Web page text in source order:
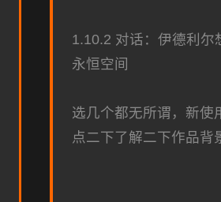
1.10.2 对话：伊德利尔
永恒空间
选几个都无所谓，新使
点二下了解二下作品背